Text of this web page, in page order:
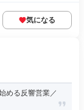
気になる
める反響営業／